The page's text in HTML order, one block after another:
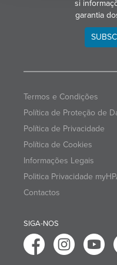
si
garantia
Termos e Condições
Política de Proteção de
Política de Privacidade
Política de Cookies
Informações Legais
Politica Privacidade
Contactos
SIGA-NOS